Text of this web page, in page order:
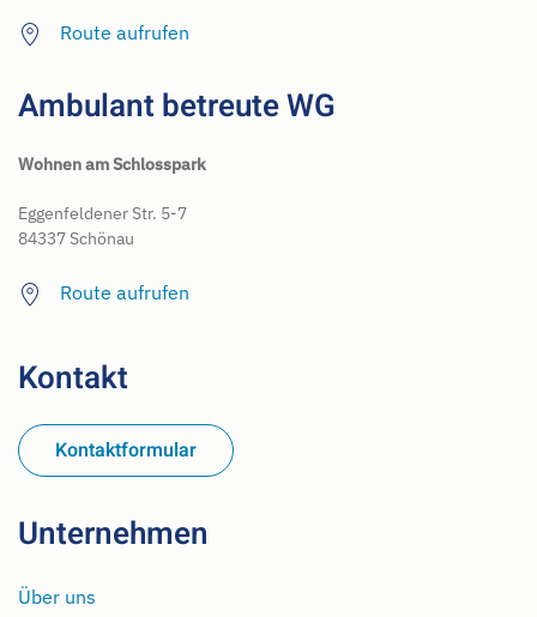
Route aufrufen
Ambulant betreute WG
Wohnen am Schlosspark
Eggenfeldener Str. 5-7
84337 Schönau
Route aufrufen
Kontakt
Kontaktformular
Unternehmen
Über uns